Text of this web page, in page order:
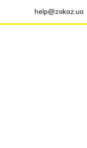
help@zakaz.ua